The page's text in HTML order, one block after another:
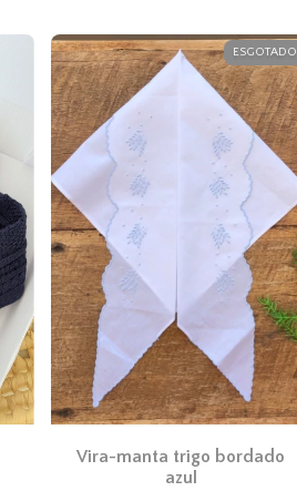
ESGOTADO
Vira-manta trigo bordado
azul